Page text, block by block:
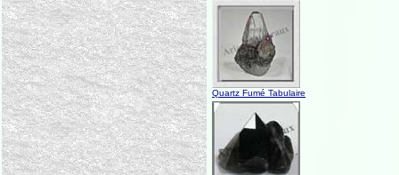
Quartz Fumé Tabulaire